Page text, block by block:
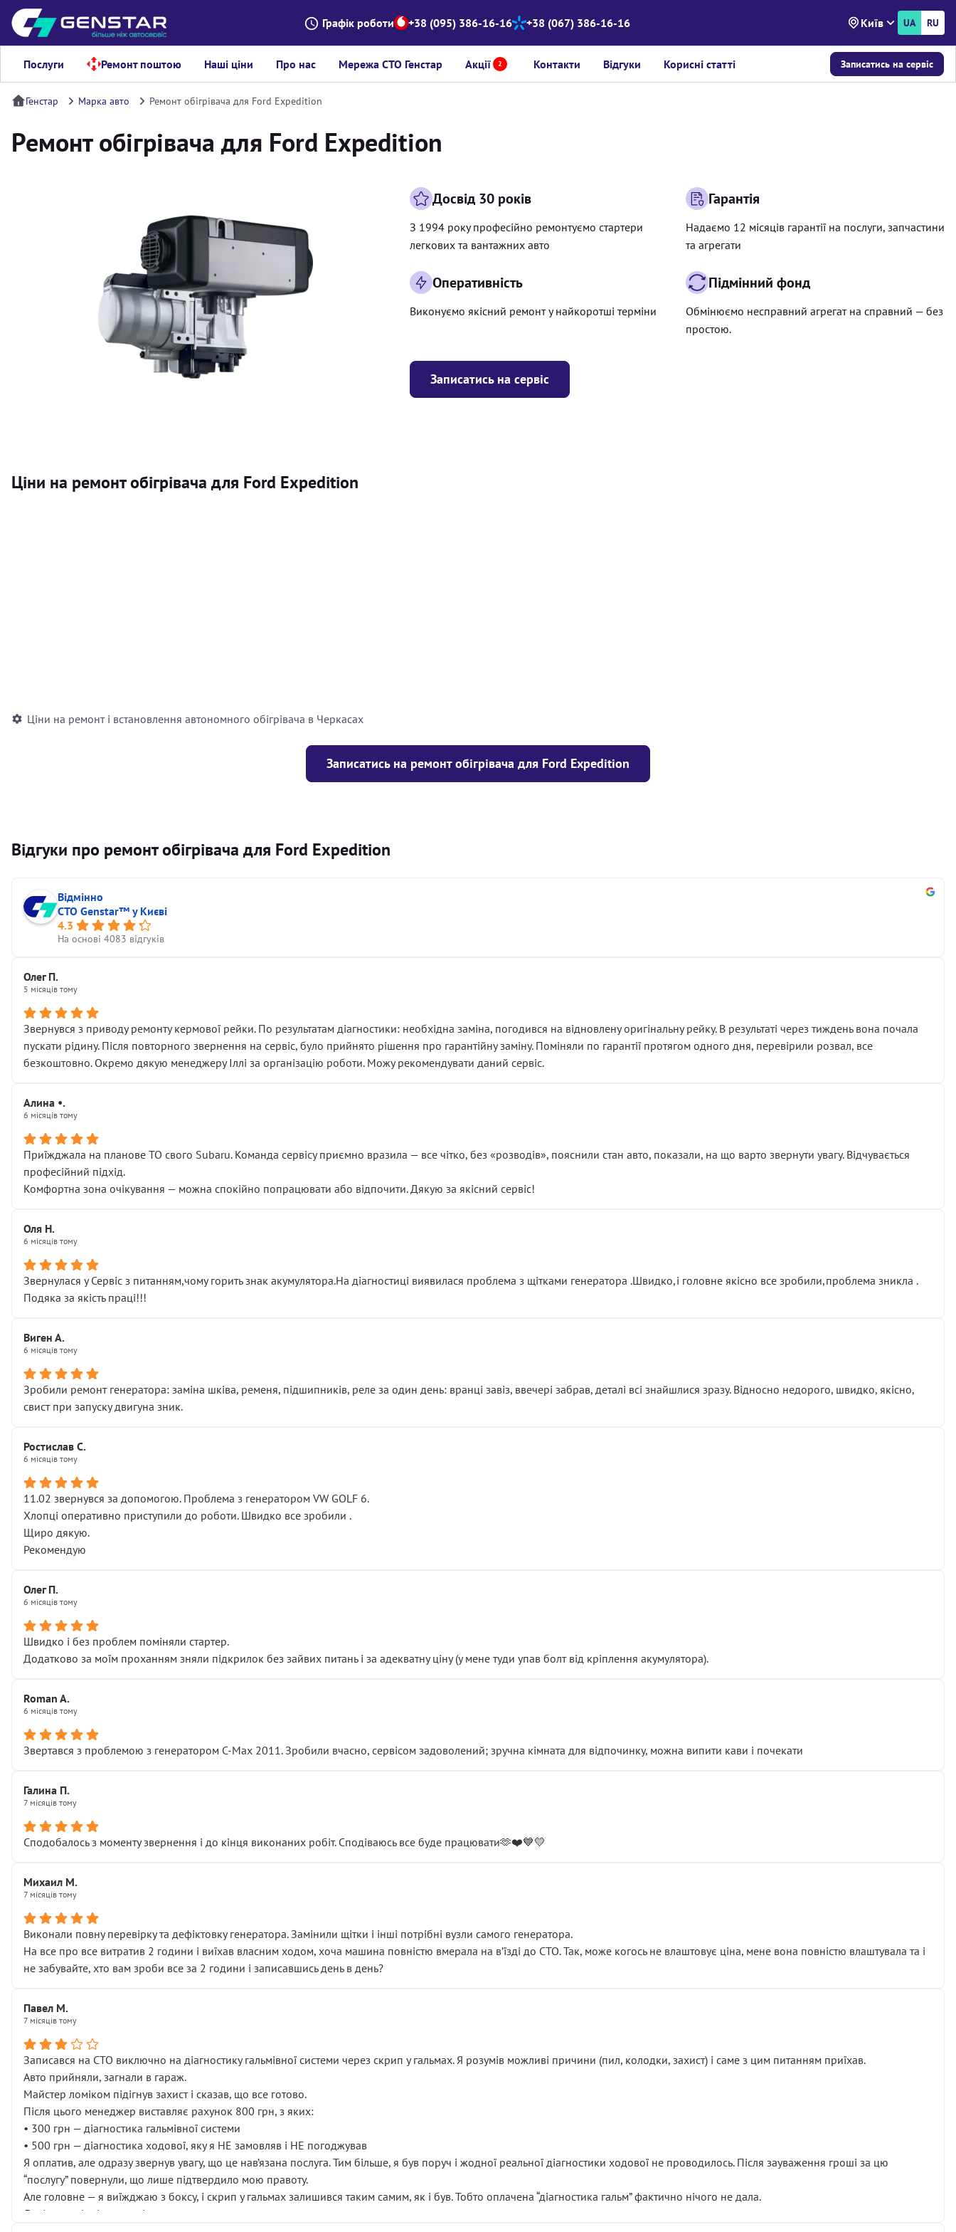
Графік роботи +38 (095) 386-16-16 +38 (067) 386-16-16 Київ UA RU
Послуги Ремонт поштою Наші ціни Про нас Мережа СТО Генстар Акції 2 Контакти Відгуки Корисні статті Записатись на сервіс
Генстар Марка авто Ремонт обігрівача для Ford Expedition
Ремонт обігрівача для Ford Expedition
Записатись на сервіс
Досвід 30 років
З 1994 року професійно ремонтуємо стартери
легкових та вантажних авто
Гарантія
Надаємо 12 місяців гарантії на послуги, запчастини
та агрегати
Оперативність
Виконуємо якісний ремонт у найкоротші терміни
Підмінний фонд
Обмінюємо несправний агрегат на справний — без
простою.
Ціни на ремонт обігрівача для Ford Expedition
Ціни на ремонт і встановлення автономного обігрівача в Черкасах
Записатись на ремонт обігрівача для Ford Expedition
Відгуки про ремонт обігрівача для Ford Expedition
Відмінно
СТО Genstar™ у Києві
4.3
На основі 4083 відгуків
Олег П.
5 місяців тому
Звернувся з приводу ремонту кермової рейки. По результатам діагностики: необхідна заміна, погодився на відновлену оригінальну рейку. В результаті через тиждень вона почала
пускати рідину. Після повторного звернення на сервіс, було прийнято рішення про гарантійну заміну. Поміняли по гарантії протягом одного дня, перевірили розвал, все
безкоштовно. Окремо дякую менеджеру Іллі за організацію роботи. Можу рекомендувати даний сервіс.
Алина •.
6 місяців тому
Приїжджала на планове ТО свого Subaru. Команда сервісу приємно вразила — все чітко, без «розводів», пояснили стан авто, показали, на що варто звернути увагу. Відчувається
професійний підхід.
Комфортна зона очікування — можна спокійно попрацювати або відпочити. Дякую за якісний сервіс!
Оля Н.
6 місяців тому
Звернулася у Сервіс з питанням,чому горить знак акумулятора.На діагностиці виявилася проблема з щітками генератора .Швидко,і головне якісно все зробили,проблема зникла .
Подяка за якість праці!!!
Виген А.
6 місяців тому
Зробили ремонт генератора: заміна шківа, ременя, підшипників, реле за один день: вранці завіз, ввечері забрав, деталі всі знайшлися зразу. Відносно недорого, швидко, якісно,
свист при запуску двигуна зник.
Ростислав С.
6 місяців тому
11.02 звернувся за допомогою. Проблема з генератором VW GOLF 6.
Хлопці оперативно приступили до роботи. Швидко все зробили .
Щиро дякую.
Рекомендую
Олег П.
6 місяців тому
Швидко і без проблем поміняли стартер.
Додатково за моїм проханням зняли підкрилок без зайвих питань і за адекватну ціну (у мене туди упав болт від кріплення акумулятора).
Roman A.
6 місяців тому
Звертався з проблемою з генератором C-Max 2011. Зробили вчасно, сервісом задоволений; зручна кімната для відпочинку, можна випити кави і почекати
Галина П.
7 місяців тому
Сподобалось з моменту звернення і до кінця виконаних робіт. Сподіваюсь все буде працювати🫶❤️💙💛
Михаил М.
7 місяців тому
Виконали повну перевірку та дефіктовку генератора. Замінили щітки і інші потрібні вузли самого генератора.
На все про все витратив 2 години і виїхав власним ходом, хоча машина повністю вмерала на вʼїзді до СТО. Так, може когось не влаштовує ціна, мене вона повністю влаштувала та і
не забувайте, хто вам зроби все за 2 години і записавшись день в день?
Павел М.
7 місяців тому
Записався на СТО виключно на діагностику гальмівної системи через скрип у гальмах. Я розумів можливі причини (пил, колодки, захист) і саме з цим питанням приїхав.
Авто прийняли, загнали в гараж.
Майстер ломіком підігнув захист і сказав, що все готово.
Після цього менеджер виставляє рахунок 800 грн, з яких:
• 300 грн — діагностика гальмівної системи
• 500 грн — діагностика ходової, яку я НЕ замовляв і НЕ погоджував
Я оплатив, але одразу звернув увагу, що це нав’язана послуга. Тим більше, я був поруч і жодної реальної діагностики ходової не проводилось. Після зауваження гроші за цю
“послугу” повернули, що лише підтвердило мою правоту.
Але головне — я виїжджаю з боксу, і скрип у гальмах залишився таким самим, як і був. Тобто оплачена “діагностика гальм” фактично нічого не дала.
Далі ситуація тільки погіршилась: